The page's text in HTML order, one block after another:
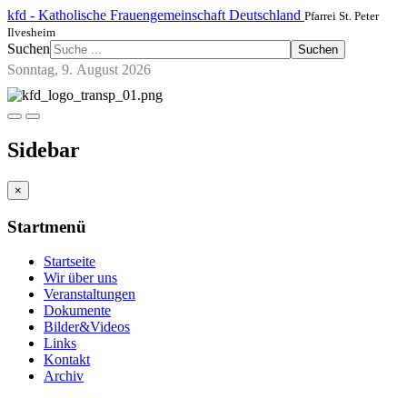
kfd - Katholische Frauengemeinschaft Deutschland Pfarrei St. Peter
Ilvesheim
Suchen Suchen
Sonntag, 9. August 2026
Sidebar
×
Startmenü
Startseite
Wir über uns
Veranstaltungen
Dokumente
Bilder&Videos
Links
Kontakt
Archiv